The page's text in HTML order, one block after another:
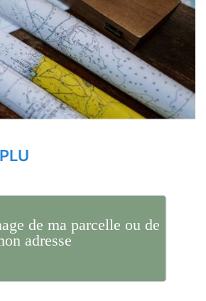
de ma parcelle ou de
adresse